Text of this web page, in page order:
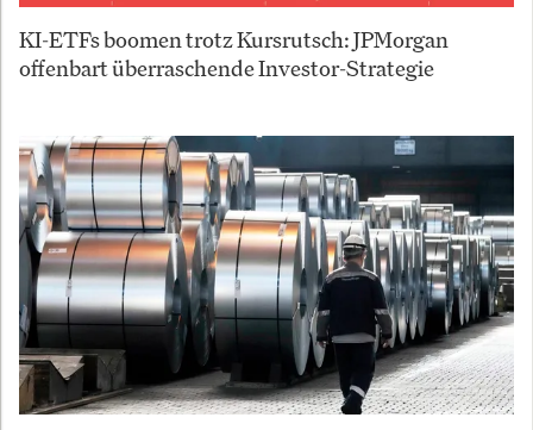
KI-ETFs boomen trotz Kursrutsch: JPMorgan
offenbart überraschende Investor-Strategie